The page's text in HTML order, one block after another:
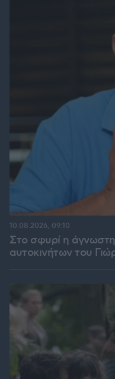
Στο σφυρί η
αυτοκινήτων του
10.08.2026, 09:10